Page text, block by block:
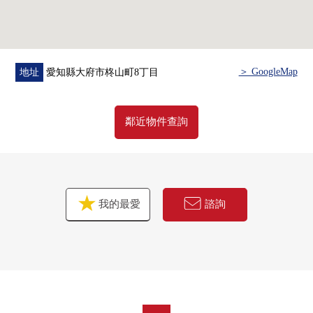
地址 愛知縣大府市柊山町8丁目 ＞ GoogleMap
鄰近物件查詢
我的最愛 諮詢